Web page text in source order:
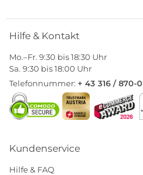
Hilfe & Kontakt
Mo.–Fr. 9:30 bis 18:30 Uhr
Sa. 9:30 bis 18:00 Uhr
Telefonnummer: + 43 316 / 870-0
Kundenservice
Hilfe & FAQ